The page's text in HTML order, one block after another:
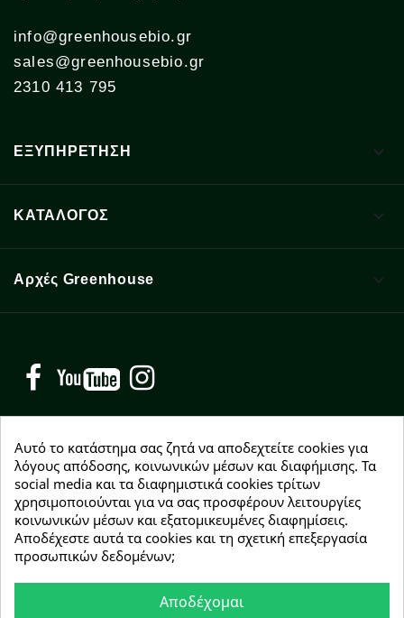
info@greenhousebio.gr
sales@greenhousebio.gr
2310 413 795
ΕΞΥΠΗΡΕΤΗΣΗ 
ΚΑΤΑΛΟΓΟΣ 
Αρχές Greenhouse 
Facebook YouTube
NEWSLETTER
Εγγραφείτε δωρεάν και θα είστε οι πρώτοι που θα
λάβετε τα νέα μας γύρω από προσφορές, εκπτώσεις
και νέα προϊόντα.
Αυτό το κατάστημα σας ζητά να αποδεχτείτε cookies για
λόγους απόδοσης, κοινωνικών μέσων και διαφήμισης. Τα
social media και τα διαφημιστικά cookies τρίτων
χρησιμοποιούνται για να σας προσφέρουν λειτουργίες
κοινωνικών μέσων και εξατομικευμένες διαφημίσεις.
Αποδέχεστε αυτά τα cookies και τη σχετική επεξεργασία
προσωπικών δεδομένων;
Αποδέχομαι